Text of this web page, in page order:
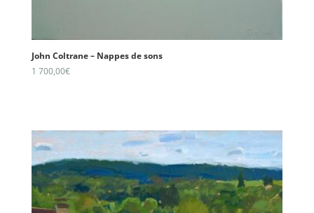
John Coltrane – Nappes de sons
1 700,00€